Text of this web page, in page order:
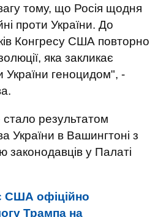
тому, що Росія щодня
проти України. До
Конгресу США повторно
яка закликає
України геноцидом", -
результатом
України в Вашингтоні з
законодавців у Палаті
США офіційно
Трампа на